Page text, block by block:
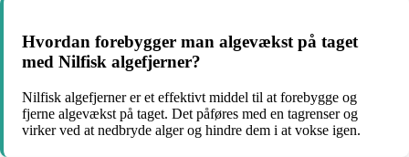
Hvordan forebygger man algevækst på taget
med Nilfisk algefjerner?
Nilfisk algefjerner er et effektivt middel til at forebygge og
fjerne algevækst på taget. Det påføres med en tagrenser og
virker ved at nedbryde alger og hindre dem i at vokse igen.